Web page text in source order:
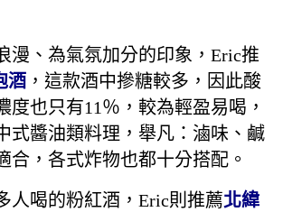
漫、為氣氛加分的印象，Eric推
酒 ，這款酒中摻糖較多，因此酸
度也只有11％，較為輕盈易喝，
式醬油類料理，舉凡：滷味、鹹
合，各式炸物也都十分搭配。
人喝的粉紅酒，Eric則推薦北緯